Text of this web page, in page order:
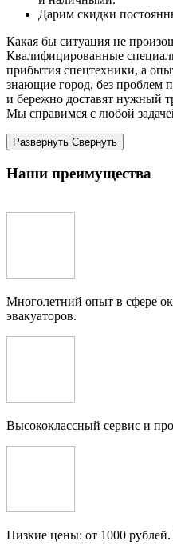
Дарим скидки
Какая бы ситуация не
Квалифицированные
прибытия спецтехники, а
знающие город, без проблем
и бережно доставят нужный
Мы справимся с любой
Развернуть Cвернуть
Наши преимущества
Многолетний опыт в сфере
эвакуаторов.
Высококлассный сервис и
Низкие цены: от 1000